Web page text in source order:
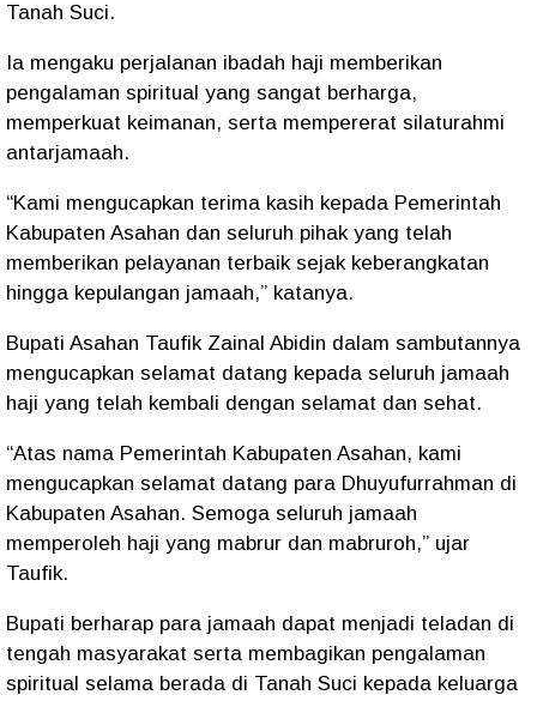
Tanah Suci.
Ia mengaku perjalanan ibadah haji memberikan
pengalaman spiritual yang sangat berharga,
memperkuat keimanan, serta mempererat silaturahmi
antarjamaah.
“Kami mengucapkan terima kasih kepada Pemerintah
Kabupaten Asahan dan seluruh pihak yang telah
memberikan pelayanan terbaik sejak keberangkatan
hingga kepulangan jamaah,” katanya.
Bupati Asahan Taufik Zainal Abidin dalam sambutannya
mengucapkan selamat datang kepada seluruh jamaah
haji yang telah kembali dengan selamat dan sehat.
“Atas nama Pemerintah Kabupaten Asahan, kami
mengucapkan selamat datang para Dhuyufurrahman di
Kabupaten Asahan. Semoga seluruh jamaah
memperoleh haji yang mabrur dan mabruroh,” ujar
Taufik.
Bupati berharap para jamaah dapat menjadi teladan di
tengah masyarakat serta membagikan pengalaman
spiritual selama berada di Tanah Suci kepada keluarga